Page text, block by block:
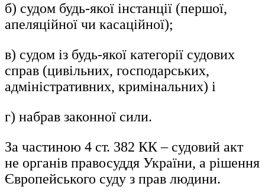
б) судом будь-якої інстанції (першої,
апеляційної чи касаційної);
в) судом із будь-якої категорії судових
справ (цивільних, господарських,
адміністративних, кримінальних) і
г) набрав законної сили.
За частиною 4 ст. 382 КК – судовий акт
не органів правосуддя України, а рішення
Європейського суду з прав людини.